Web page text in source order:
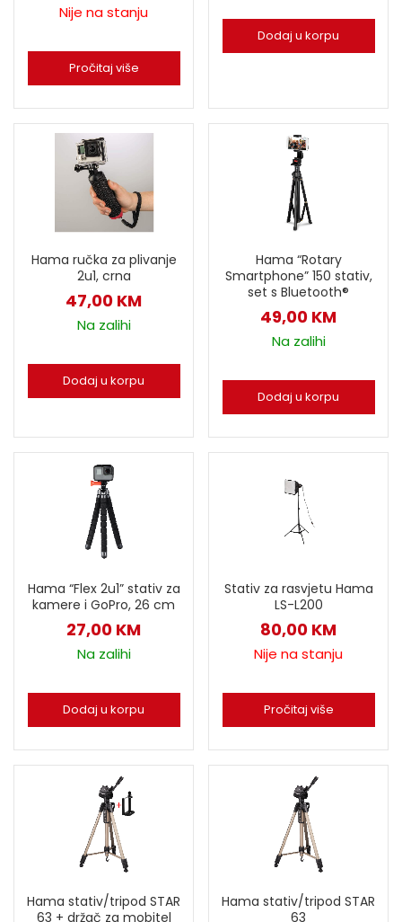
Nije na stanju
Pročitaj više
Dodaj u korpu
Hama ručka za plivanje
2u1, crna
47,00 KM
Na zalihi
Dodaj u korpu
Hama “Rotary
Smartphone” 150 stativ,
set s Bluetooth®
49,00 KM
Na zalihi
Dodaj u korpu
Hama “Flex 2u1” stativ za
kamere i GoPro, 26 cm
27,00 KM
Na zalihi
Dodaj u korpu
Stativ za rasvjetu Hama
LS-L200
80,00 KM
Nije na stanju
Pročitaj više
Hama stativ/tripod STAR
63 + držač za mobitel
Hama stativ/tripod STAR
63